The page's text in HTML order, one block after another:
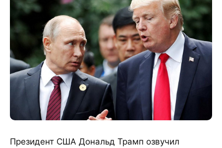
Президент США Дональд Трамп озвучил